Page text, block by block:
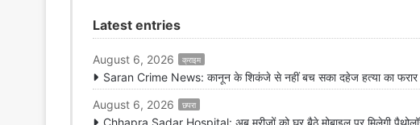
Latest entries
August 6, 2026 क्राइम
Saran Crime News: कानून के शिकंजे से नहीं बच सका दहेज हत्या का फरार
August 6, 2026
छपरा
Chhapra Sadar Hospital: अब मरीजों को घर बैठे मोबाइल पर मिलेगी